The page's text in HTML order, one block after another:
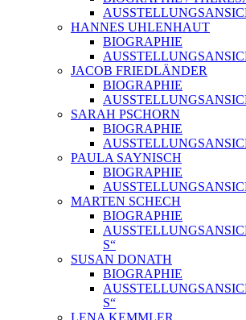
HANNES UHLENHAUT
BIOGRAPHIE
JACOB FRIEDLÄNDER
BIOGRAPHIE
SARAH PSCHORN
BIOGRAPHIE
PAULA SAYNISCH
BIOGRAPHIE
MARTEN SCHECH
BIOGRAPHIE
S“
SUSAN DONATH
BIOGRAPHIE
S“
LENA KEMMLER